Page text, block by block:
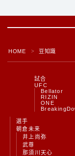
HOME ＞ 豆知識
試合
UFC
Bellator
RIZIN
ONE
選手
朝倉未来
井上尚弥
武尊
那須川天心